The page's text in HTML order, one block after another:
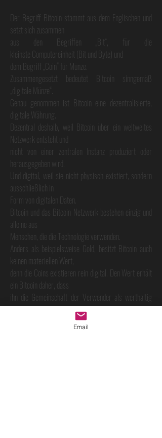
Der Begriff Bitcoin stammt aus dem Englischen und
setzt sich zusammen
aus den Begriffen „Bit“, für die
kleinste Computereinheit (Bit und Byte) und
dem Begriff „Coin“ für Münze.
Zusammengesetzt bedeutet Bitcoin sinngemäß
„digitale Münze“.
Genau genommen ist Bitcoin eine dezentralisierte,
digitale Währung.
Dezentral deshalb, weil Bitcoin über ein weltweites
Netzwerk entsteht und
nicht von einer zentralen Instanz produziert oder
herausgegeben wird.
Und digital, weil sie nicht physisch existiert, sondern
ausschließlich in
Form von digitalen Daten.
Bitcoin und das Bitcoin Netzwerk bestehen einzig und
alleine aus
Menschen, die die Technologie verwenden.
Anders als beispielsweise Gold, besitzt Bitcoin auch
keinen materiellen Wert,
denn die Coins existieren rein digital. Den Wert erhält
ein Bitcoin daher, dass
ihn die Gemeinschaft der Verwender als werthaltig
anerkennt (Angebot &
Mittlerweile gibt es, parallel zu Bitcoin, mehrere
Email